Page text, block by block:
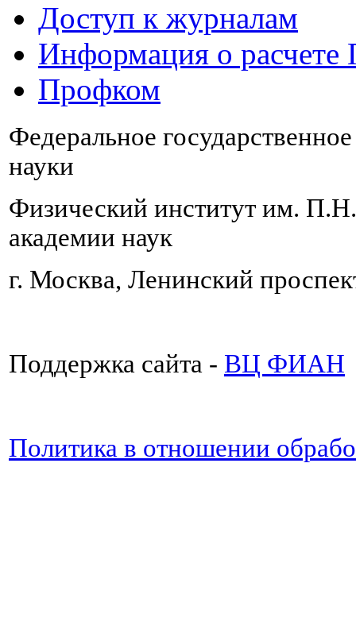
Доступ к журналам
Информация о
Профком
Федеральное
науки
Физический институт им.
академии наук
г. Москва, Ленинский
Поддержка сайта - ВЦ ФИАН
Политика в отношении